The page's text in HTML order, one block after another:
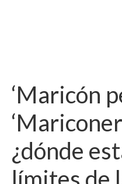
‘Maricón
¿dónde